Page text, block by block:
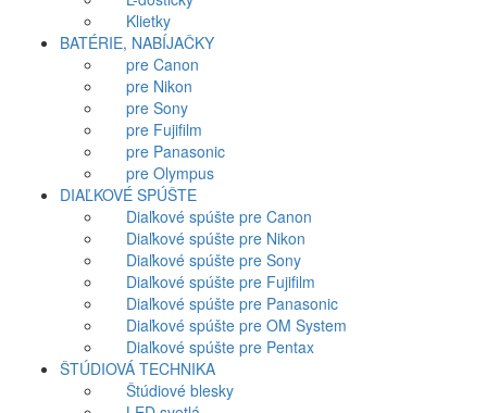
Klietky
BATÉRIE, NABÍJAČKY
pre Canon
pre Nikon
pre Sony
pre Fujifilm
pre Panasonic
pre Olympus
DIAĽKOVÉ SPÚŠTE
Diaľkové spúšte pre Canon
Diaľkové spúšte pre Nikon
Diaľkové spúšte pre Sony
Diaľkové spúšte pre Fujifilm
Diaľkové spúšte pre Panasonic
Diaľkové spúšte pre OM System
Diaľkové spúšte pre Pentax
ŠTÚDIOVÁ TECHNIKA
Štúdiové blesky